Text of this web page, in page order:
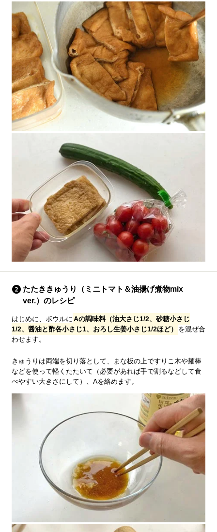
たたききゅうり（ミニトマト＆油揚げ煮物mix
ver.）のレシピ
はじめに、ボウルに Aの調味料（油大さじ1/2、砂糖小さじ
1/2、醤油と酢各小さじ1、おろし生姜小さじ1/2ほど）
を混ぜ合
わせます。
きゅうりは両端を切り落として、まな板の上ですりこ木や麺棒
などを使って軽くたたいて（必要があれば手で割るなどして食
べやすい大きさにして）、Aを絡めます。